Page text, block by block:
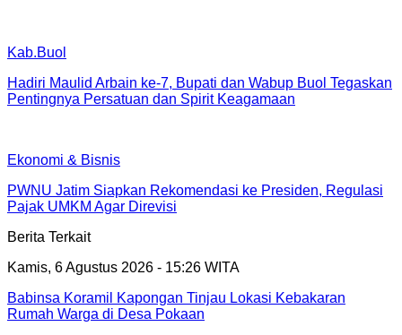
Kab.Buol
Hadiri Maulid Arbain ke-7, Bupati dan Wabup Buol Tegaskan
Pentingnya Persatuan dan Spirit Keagamaan
Ekonomi & Bisnis
PWNU Jatim Siapkan Rekomendasi ke Presiden, Regulasi
Pajak UMKM Agar Direvisi
Berita Terkait
Kamis, 6 Agustus 2026 - 15:26 WITA
Babinsa Koramil Kapongan Tinjau Lokasi Kebakaran
Rumah Warga di Desa Pokaan